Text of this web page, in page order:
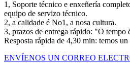
1, Soporte técnico e enxeñería
equipo de servizo técnico.
2, a calidade é No1, a nosa cultura.
3, prazos de entrega rápido: "O tempo
Resposta rápida de 4,30 min: temos
ENVÍENOS UN CORREO